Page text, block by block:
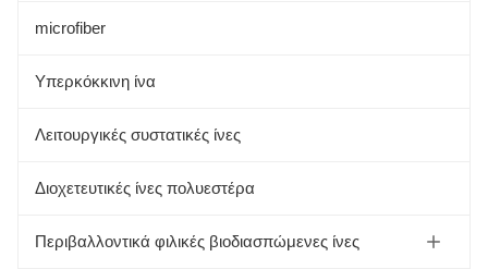
microfiber
Υπερκόκκινη ίνα
Λειτουργικές συστατικές ίνες
Διοχετευτικές ίνες πολυεστέρα
Περιβαλλοντικά φιλικές βιοδιασπώμενες ίνες